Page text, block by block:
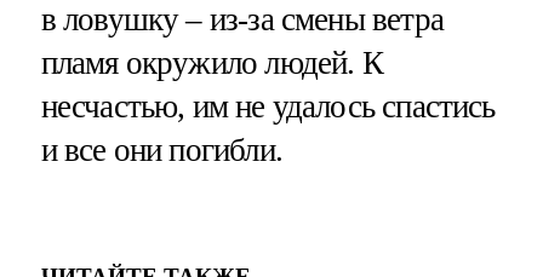
в ловушку – из-за смены ветра
пламя окружило людей. К
несчастью, им не удалось спастись
и все они погибли.